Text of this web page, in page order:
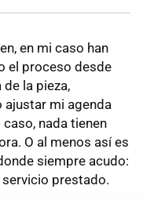
en mi caso han
el proceso desde
la pieza,
ajustar mi agenda
nada tienen
O al menos así es
siempre acudo:
prestado.